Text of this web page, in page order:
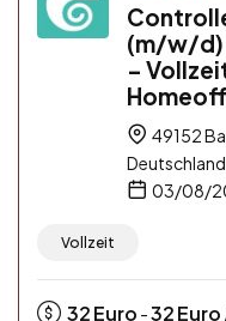
(m/w/d)
–
49152
Deutschland
03/08/
Vollzeit
32Euro -32Euro